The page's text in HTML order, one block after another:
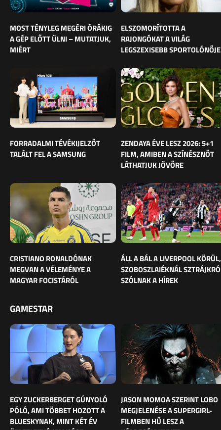
MOST TÉNYLEG MEGÉRI ÓRÁKIG
A GÉP ELŐTT ÜLNI – MUTATJUK,
MIÉRT
ELSZOMORÍTOTTA A
RAJONGÓKAT A VILÁG
LEGSZEXISEBB SPORTOLÓNŐJE
FORRADALMI TÉVÉKIJELZŐT
TALÁLT FEL A SAMSUNG
ZENDAYA ÉVE LESZ 2026: 5+1
FILM, AMIBEN A SZÍNÉSZNŐT
LÁTHATJUK JÖVŐRE
CRISTIANO RONALDÓNAK
MEGVAN A VÉLEMÉNYE A
MAGYAR FOCISTÁRÓL
ÁLL A BÁL A LIVERPOOL KÖRÜL,
SZOBOSZLAIÉKNÁL
SZÓLNAK A HÍREK
GAMESTAR
EGY ZUCKERBERGET GÚNYOLÓ
PÓLÓ, AMI TÖBBET HOZOTT A
BLUESKYNAK, MINT KÉT ÉV
JASON MOMOA SZERINT LOBO
MEGJELENÉSE A SUPERGIRL-
FILMBEN HŰ LESZ A